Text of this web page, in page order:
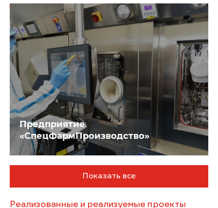
Предприятие
«СпецФармПроизводство»
Показать все
Реализованные и реализуемые проекты